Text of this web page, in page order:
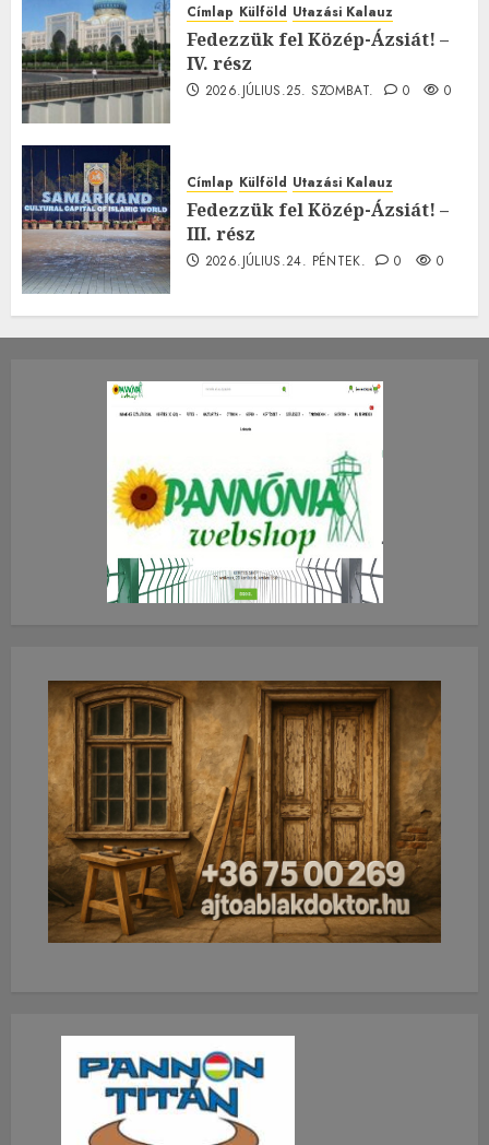
Címlap Külföld Utazási Kalauz
Fedezzük fel Közép-Ázsiát! –
IV. rész
2026.JÚLIUS.25. SZOMBAT. 0 0
Címlap Külföld Utazási Kalauz
Fedezzük fel Közép-Ázsiát! –
III. rész
2026.JÚLIUS.24. PÉNTEK. 0 0